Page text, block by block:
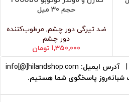
حجم 30 میل
ضد تیرگی دور چشم, مرطوب‌کننده
دور چشم
1,350,000 تومان
| آدرس ایمیل: info[@]hilandshop.com